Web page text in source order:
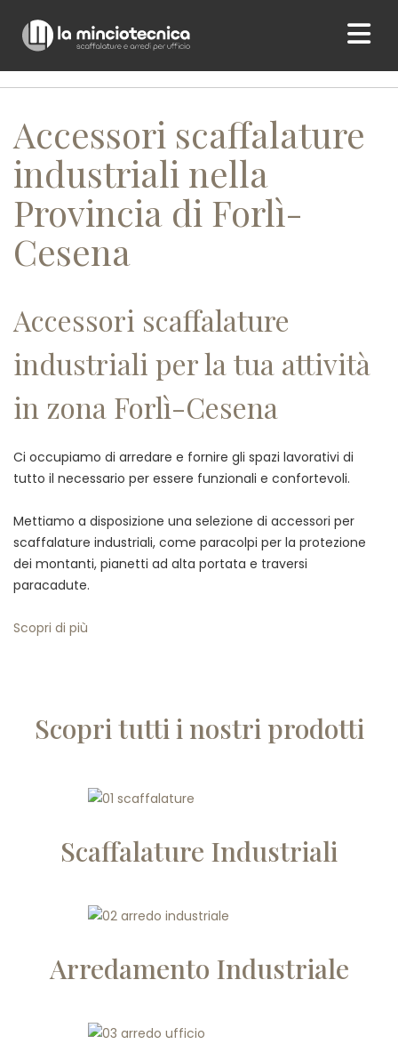
Home/ Accessori scaffalature industriali nella Provincia di
Accessori scaffalature
industriali nella
Provincia di Forlì-
Cesena
Accessori scaffalature
industriali per la tua attività
in zona Forlì-Cesena
Ci occupiamo di arredare e fornire gli spazi lavorativi di
tutto il necessario per essere funzionali e confortevoli.
Mettiamo a disposizione una selezione di accessori per
scaffalature industriali, come paracolpi per la protezione
dei montanti, pianetti ad alta portata e traversi
paracadute.
Scopri di più
Scopri tutti i nostri prodotti
Scaffalature Industriali
Arredamento Industriale